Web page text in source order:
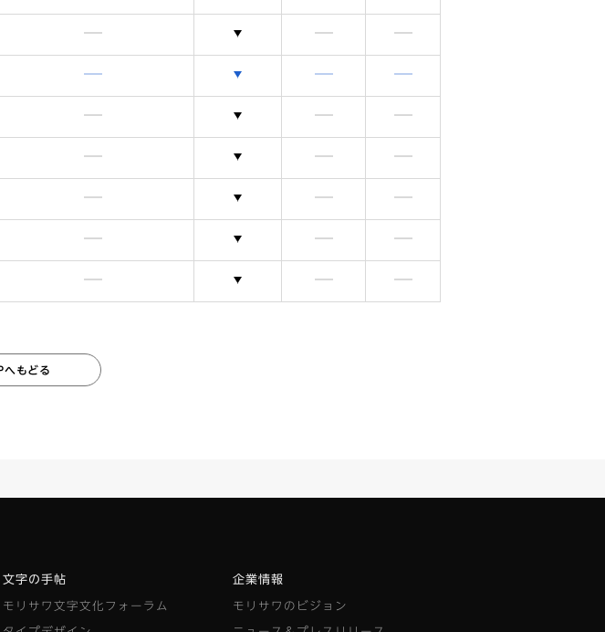
含まれません 含まれません
含まれません 含まれません
含まれません 含まれません
含まれません 含まれません
含まれません 含まれません
含まれません 含まれません
含まれません 含まれません
へもどる
文字の手帖
モリサワ文字文化フォーラム
企業情報
モリサワのビジョン